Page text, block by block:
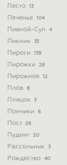
Песто 13
Печенье 104
Пивной-Суп 4
Пикник 33
Пироги 139
Пирожки 28
Пирожное 12
Плов 8
Пляцок 3
Пончики 6
Пост 26
Пудинг 20
Рассольник 3
Рождество 40